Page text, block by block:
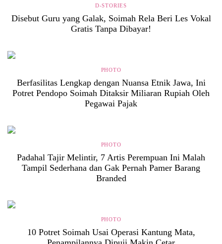
D-STORIES
Disebut Guru yang Galak, Soimah Rela Beri Les Vokal
Gratis Tanpa Dibayar!
PHOTO
Berfasilitas Lengkap dengan Nuansa Etnik Jawa, Ini
Potret Pendopo Soimah Ditaksir Miliaran Rupiah Oleh
Pegawai Pajak
PHOTO
Padahal Tajir Melintir, 7 Artis Perempuan Ini Malah
Tampil Sederhana dan Gak Pernah Pamer Barang
Branded
PHOTO
10 Potret Soimah Usai Operasi Kantung Mata,